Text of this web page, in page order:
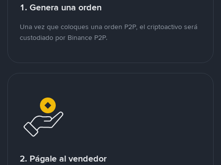
1. Genera una orden
Una vez que coloques una orden P2P, el criptoactivo será
custodiado por Binance P2P.
2. Págale al vendedor